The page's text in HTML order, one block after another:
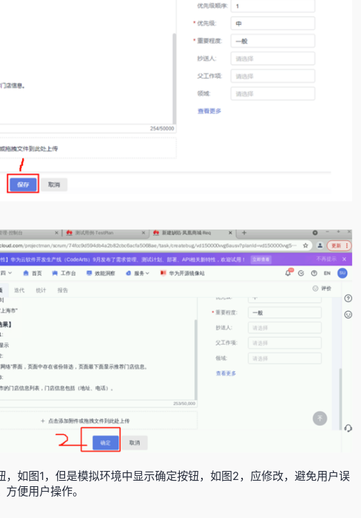
如图1，但是模拟环境中显示确定按钮，如图2，应修改，避免用户误
便用户操作。